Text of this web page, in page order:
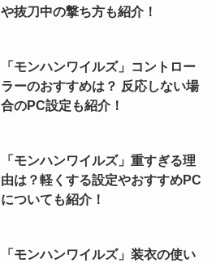
や抜刀中の撃ち方も紹介！
「モンハンワイルズ」コントロー
ラーのおすすめは？ 反応しない場
合のPC設定も紹介！
「モンハンワイルズ」重すぎる理
由は？軽くする設定やおすすめPC
についても紹介！
「モンハンワイルズ」装衣の使い